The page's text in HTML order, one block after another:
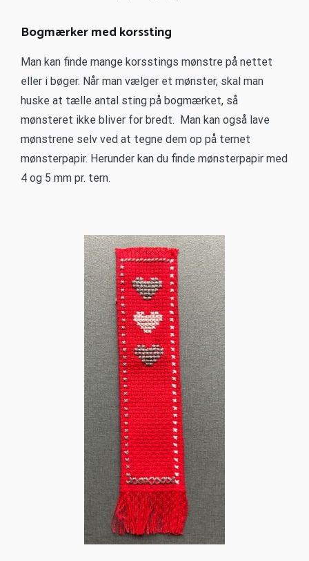
Bogmærker med korssting
Man kan finde mange korsstings mønstre på nettet
eller i bøger. Når man vælger et mønster, skal man
huske at tælle antal sting på bogmærket, så
mønsteret ikke bliver for bredt. Man kan også lave
mønstrene selv ved at tegne dem op på ternet
mønsterpapir. Herunder kan du finde mønsterpapir med
4 og 5 mm pr. tern.